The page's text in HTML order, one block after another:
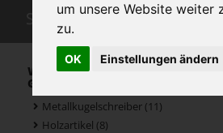
um unsere Website weiter
zu.
OK Einstellungen ändern
SHOP LEISTUNGEN
Werbeartikel / Geschenkartikel /
Giveaways (52)
Metallkugelschreiber (11)
Holzartikel (8)